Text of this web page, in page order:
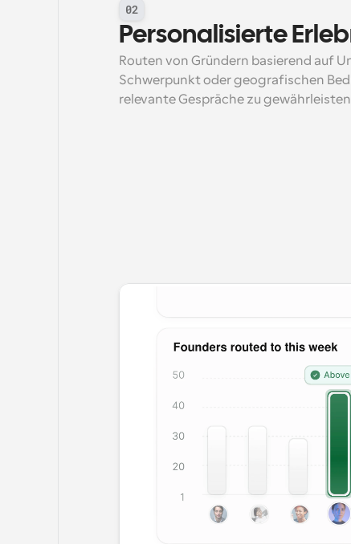
02
Personalisierte
Routen von Gründern basierend auf
Schwerpunkt oder geografischen
relevante Gespräche zu